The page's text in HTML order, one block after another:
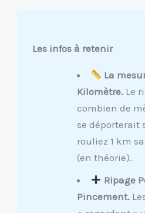
Les infos à retenir
La
Kilomètre.Le
combien de
se déporterait
rouliez 1 km
(en théorie).
Ripage
Pincement.